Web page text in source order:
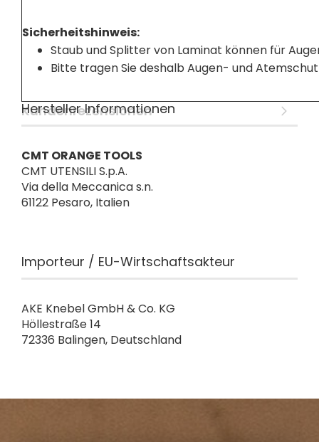
Sicherheitshinweis:
Staub und Splitter von Laminat können für
Bitte tragen Sie deshalb Augen- und
Kundenrezensionen
Hersteller Informationen
CMT ORANGE TOOLS
CMT UTENSILI S.p.A.
Via della Meccanica s.n.
61122 Pesaro, Italien
Importeur / EU-Wirtschaftsakteur
AKE Knebel GmbH & Co. KG
Höllestraße 14
72336 Balingen, Deutschland